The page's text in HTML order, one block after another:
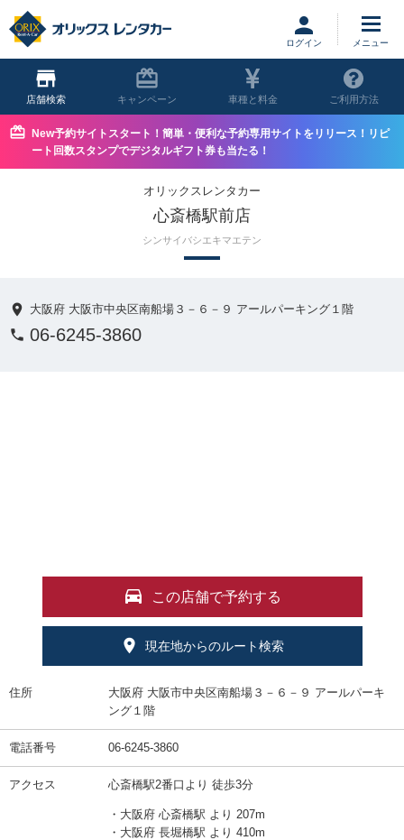
ログイン
店舗 キャンペーン 車種と料金 ご利用方法
New予約サイトスタート！簡単・便利な予約専用サイトをリリース！リピ
ート回数スタンプでデジタルギフト券も当たる！
オリックスレンタカー
心斎橋駅前店
シンサイバシエキマエテン
大阪府 大阪市中央区南船場３－６－９ アールパーキング１階
06-6245-3860
この店舗で予約する
現在地からのルート検索
住所
大阪府 大阪市中央区南船場３－６－９ アールパーキ
ング１階
電話番号 06-6245-3860
アクセス 心斎橋駅2番口より 徒歩3分
・大阪府 心斎橋駅 より 207m
・大阪府 長堀橋駅 より 410m